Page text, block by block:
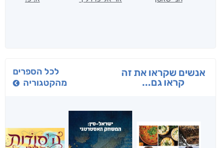
אנשים שקראו את זה
קראו גם...
לכל הספרים
מהקטגוריה